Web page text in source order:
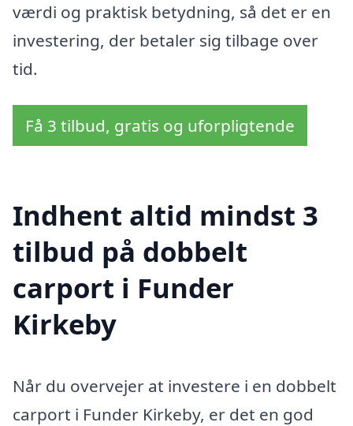
værdi og praktisk betydning, så det er en
investering, der betaler sig tilbage over
tid.
Få 3 tilbud, gratis og uforpligtende
Indhent altid mindst 3
tilbud på dobbelt
carport i Funder
Kirkeby
Når du overvejer at investere i en dobbelt
carport i Funder Kirkeby, er det en god